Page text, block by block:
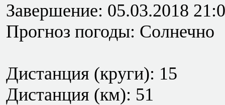
Завершение: 05.03.2018
Прогноз погоды: Солнечно
Дистанция (круги): 15
Дистанция (км): 51